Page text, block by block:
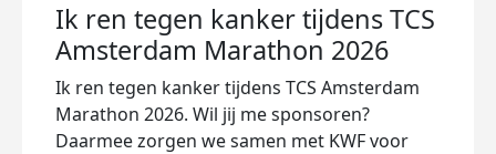
Ik ren tegen kanker tijdens TCS
Amsterdam Marathon 2026
Ik ren tegen kanker tijdens TCS Amsterdam
Marathon 2026. Wil jij me sponsoren?
Daarmee zorgen we samen met KWF voor